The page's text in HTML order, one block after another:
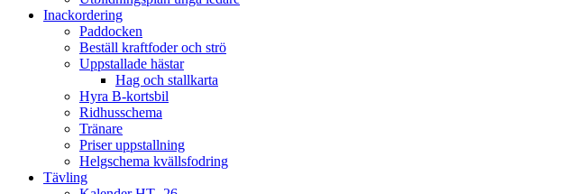
Inackordering
Paddocken
Beställ kraftfoder och strö
Uppstallade hästar
Hag och stallkarta
Hyra B-kortsbil
Ridhusschema
Tränare
Priser uppstallning
Helgschema kvällsfodring
Tävling